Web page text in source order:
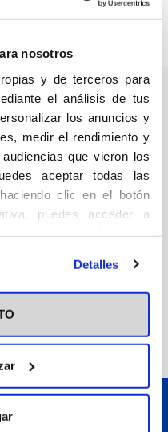
nosotros
y de terceros para
el análisis de tus
los anuncios y
medir el rendimiento y
que vieron los
aceptar todas las
clic en el botón
puedes acceder a
más información puedes
Detalles
y Michael
CLIL for the
teachers: from
theory to practice
Educación
Núñez Córtes, Juan Antonio
Añadir